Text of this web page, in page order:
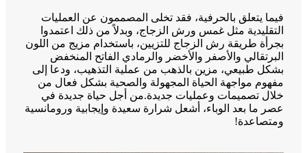
فيما يتعلق بالحرفية، فقد تخلى المصممون عن العمليات
التقليدية مثل غمس ورش الزجاج، وبدلاً من ذلك اعتمدوا
بجرأة طريقة رش الزجاج للتزيين، باستخدام مزيج من اللون
البرتقالي والأصفر والأخضر والرمادي الفاتح المنخفض
بشكل طبيعي، مزين بالذهب من عملية التذهيب، ودعا إلى
مفهوم مواجهة الحياة المجهولة والصحية بشكل فعال من
خلال تصميمات وعمليات جديدة.من أجل حياة جديدة في
عصر ما بعد الوباء، أشعل شرارة سعيدة وإيجابية ورومانسية
ومتصاعدة!